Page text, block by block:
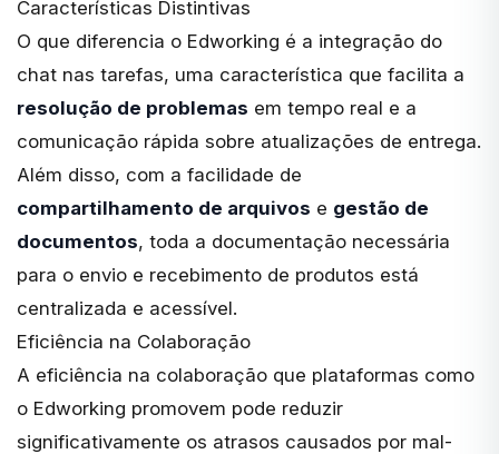
Características Distintivas
O que diferencia o Edworking é a integração do
chat nas tarefas, uma característica que facilita a
resolução de problemas em tempo real e a
comunicação rápida sobre atualizações de entrega.
Além disso, com a facilidade de
compartilhamento de arquivos e gestão de
documentos, toda a documentação necessária
para o envio e recebimento de produtos está
centralizada e acessível.
Eficiência na Colaboração
A eficiência na colaboração que plataformas como
o Edworking promovem pode reduzir
significativamente os atrasos causados por mal-